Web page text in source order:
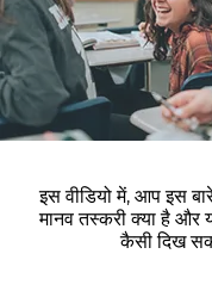
इस वीडियो में, आप इस
मानव तस्करी क्या है और
कैसी दिख